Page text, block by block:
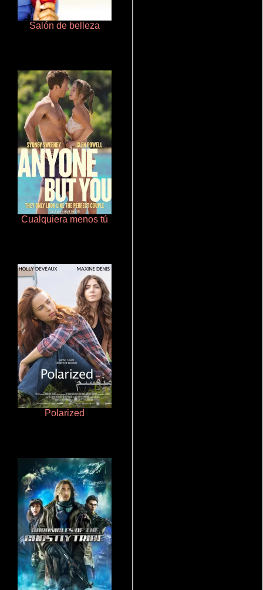
Salón de belleza
Cualquiera menos tú
Polarized